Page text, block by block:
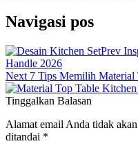
Navigasi pos
Prev
Handle 2026
Next 7 Tips Memilih Material
Tinggalkan Balasan
Alamat email Anda tidak
ditandai *